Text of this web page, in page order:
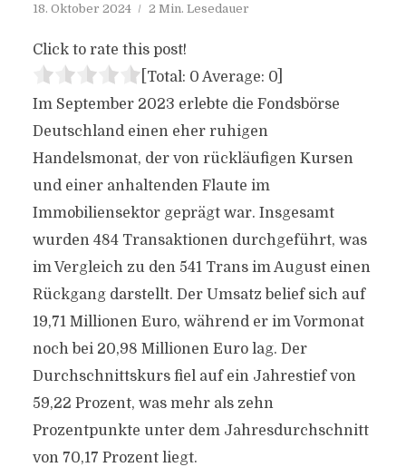
18. Oktober 2024 2 Min. Lesedauer
Click to rate this post!
[Total: 0 Average: 0]
Im September 2023 erlebte die Fondsbörse
Deutschland einen eher ruhigen
Handelsmonat, der von rückläufigen Kursen
und einer anhaltenden Flaute im
Immobiliensektor geprägt war. Insgesamt
wurden 484 Transaktionen durchgeführt, was
im Vergleich zu den 541 Trans im August einen
Rückgang darstellt. Der Umsatz belief sich auf
19,71 Millionen Euro, während er im Vormonat
noch bei 20,98 Millionen Euro lag. Der
Durchschnittskurs fiel auf ein Jahrestief von
59,22 Prozent, was mehr als zehn
Prozentpunkte unter dem Jahresdurchschnitt
von 70,17 Prozent liegt.